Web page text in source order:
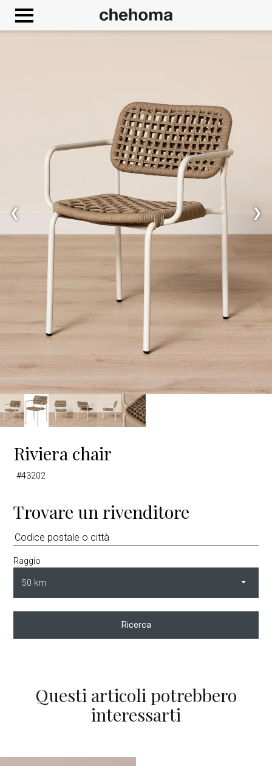
❮ ❯
Riviera chair
#43202
Trovare un rivenditore
Raggio
Ricerca
Questi articoli potrebbero
interessarti
Google Maps è disattivato Consenti
Cookies management panel